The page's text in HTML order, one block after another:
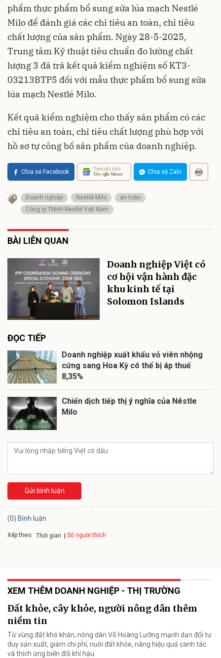
phẩm thực phẩm bổ sung sữa lúa mạch Nestlé
Milo để đánh giá các chỉ tiêu an toàn, chỉ tiêu
chất lượng của sản phẩm. Ngày 28-5-2025,
Trung tâm Kỹ thuật tiêu chuẩn đo lường chất
lượng 3 đã trả kết quả kiểm nghiệm số KT3-
03213BTP5 đối với mẫu thực phẩm bổ sung sữa
lúa mạch Nestlé Milo.
Kết quả kiểm nghiệm cho thấy sản phẩm có các
chỉ tiêu an toàn, chỉ tiêu chất lượng phù hợp với
hồ sơ tự công bố sản phẩm của doanh nghiệp.
Chia sẻ Facebook Theo dõi trên Chia sẻ Zalo
Doanh nghiệp Nestlé Milo
an toàn
Công ty TNHH Nestlé Việt Nam
BÀI LIÊN QUAN
Doanh nghiệp Việt có
cơ hội vận hành đặc
khu kinh tế tại
Solomon Islands
ĐỌC TIẾP
Doanh nghiệp xuất khẩu vỏ viên nhộng
cứng sang Hoa Kỳ có thể bị áp thuế
8,35%
Chiến dịch tiếp thị ý nghĩa của Néstle
Milo
Gửi bình luận
(0) Bình luận
Xếp theo: Thời gian Số người thích
XEM THÊM DOANH NGHIỆP - THỊ TRƯỜNG
Đất khỏe, cây khỏe, người nông dân thêm
niềm tin
Từ vùng đất khó khăn, nông dân Võ Hoàng Lưỡng mạnh dạn đổi tư
duy sản xuất, giảm chi phí, nuôi đất khỏe, nâng hiệu quả canh tác
và thích ứng biến đổi khí hậu.